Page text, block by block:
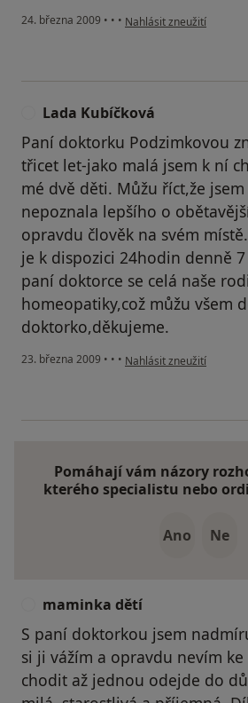
24. března 2009 • • • podle názoru uživatele
Nahlásit zneužití
Lada Kubíčková
Paní doktorku Podzimkovou
třicet let-jako malá jsem k ní
mé dvě děti. Můžu říct,že
nepoznala lepšího o
opravdu člověk na svém
je k dispozici 24hodin denně
paní doktorce se celá naše
homeopatiky,což můžu všem
doktorko,děkujeme.
23. března 2009 • • • podle názoru uživatele
Nahlásit zneužití
Pomáhají vám názory
kterého specialistu nebo
Ano Ne
maminka dětí
S paní doktorkou jsem
si ji vážím a opravdu nevím
chodit až jednou odejde do